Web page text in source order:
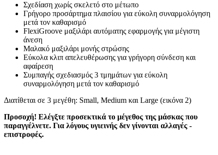
Σχεδίαση χωρίς σκελετό στο μέτωπο
Γρήγορο προσάρτημα πλαισίου για εύκολη συναρμολόγηση
μετά τον καθαρισμό
FlexiGroove μαξιλάρι αυτόματης εφαρμογής για μέγιστη
άνεση
Μαλακό μαξιλάρι μονής στρώσης
Εύκολα κλιπ απελευθέρωσης για γρήγορη σύνδεση και
αφαίρεση
Συμπαγής σχεδιασμός 3 τμημάτων για εύκολη
συναρμολόγηση μετά τον καθαρισμό
Διατίθεται σε 3 μεγέθη: Small, Medium και Large (εικόνα 2)
Προσοχή! Ελέγξτε προσεκτικά το μέγεθος της μάσκας που
παραγγέλνετε. Για λόγους υγιεινής δεν γίνονται αλλαγές -
επιστροφές.